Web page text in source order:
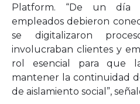
Platform. “De un
empleados debieron
se digitalizaron
involucraban clientes y
rol esencial para que
mantener la continuidad
de aislamiento social”,